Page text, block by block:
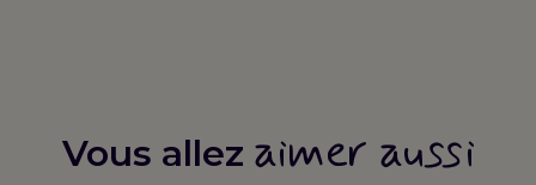
Vous allez aimer aussi